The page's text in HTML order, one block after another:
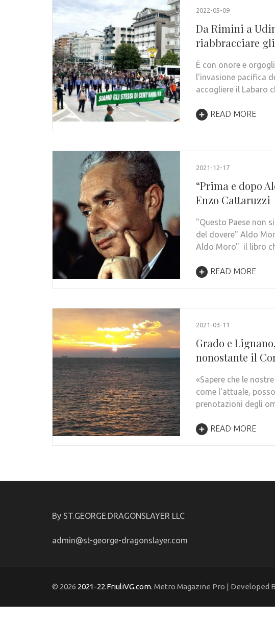
2022-05-09
Da Rimini a
riabbracciare
È con onore e
l'invasione pacifica
accogliere il Labaro
READ MORE
2021-12-17
“Prima e dopo
Enzo Cattaruzzi
"Questo Paese non
del dovere" Aldo
Aldo Moro" il libro
READ MORE
2021-03-11
Grado e
nonostante il
«Sapere che le
come l'attuale,
prenotazioni degli
READ MORE
By ST.GEORGE.DRAGONSLAYER LLC
admin@st-george-dragonslayer.com
© 2026 2021-22.FriuliVG.com. Metro Magazine Pro | Developed